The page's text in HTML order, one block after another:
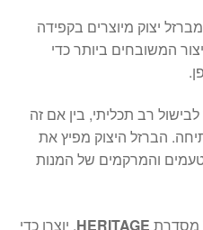
יצוק מיוצרים בקפידה
המשובחים ביותר כדי
לבישול רב תכליתי, בין אם זה
הברזל היצוק מפיץ את
והמרקמים של המנות
מסדרת HERITAGE, יוצרו כדי